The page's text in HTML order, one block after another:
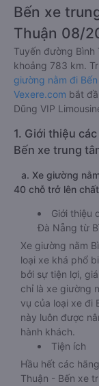
Bến xe
Thuận 08/
Tuyến đường
khoảng 783 km.
giường nằm đi
Vexere.com bắt
Dũng VIP
1. Giới thiệu
Bến xe trung
a. Xe giường
40 chỗ trở lên
Giới thiệu
Đà Nẵng từ
Xe giường nằm
loại xe khá phổ
bởi sự tiện lợi,
chỉ là xe giường
vụ của loại xe đi
này luôn được
hành khách.
Tiện ích
Hầu hết các
Thuận - Bến xe